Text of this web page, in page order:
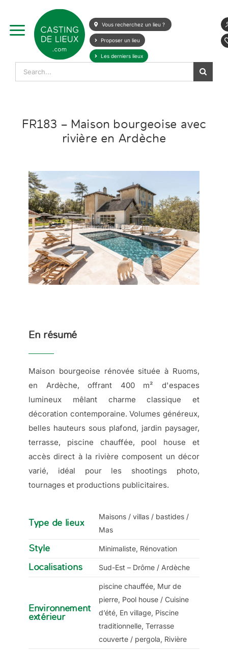
content
Vous recherchez un lieu ?
Proposer un lieu
Les derniers lieux
Search
for:
FR183 – Maison bourgeoise avec
rivière en Ardèche
En résumé
Maison bourgeoise rénovée située à Ruoms,
en Ardèche, offrant 400 m² d'espaces
lumineux mêlant charme classique et
décoration contemporaine. Volumes généreux,
belles hauteurs sous plafond, jardin paysager,
terrasse, piscine chauffée, pool house et
accès direct à la rivière composent un décor
varié, idéal pour les shootings photo,
tournages et productions publicitaires.
Type de lieux
Maisons / villas / bastides /
Mas
Style Minimaliste, Rénovation
Localisations Sud-Est – Drôme / Ardèche
Environnement
extérieur
piscine chauffée, Mur de
pierre, Pool house / Cuisine
d’été, En village, Piscine
traditionnelle, Terrasse
couverte / pergola, Rivière